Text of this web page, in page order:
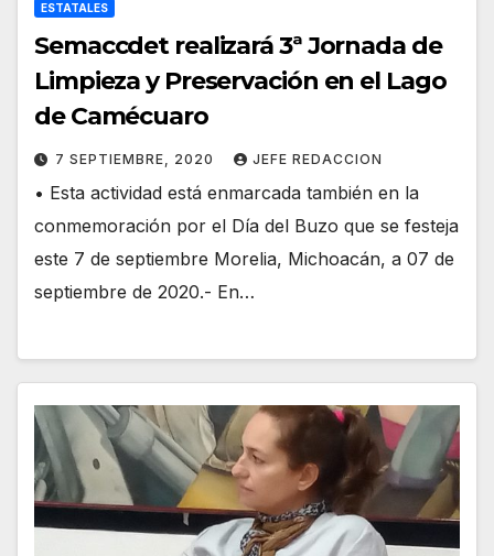
ESTATALES
Semaccdet realizará 3ª Jornada de
Limpieza y Preservación en el Lago
de Camécuaro
7 SEPTIEMBRE, 2020 JEFE REDACCION
• Esta actividad está enmarcada también en la
conmemoración por el Día del Buzo que se festeja
este 7 de septiembre Morelia, Michoacán, a 07 de
septiembre de 2020.- En…